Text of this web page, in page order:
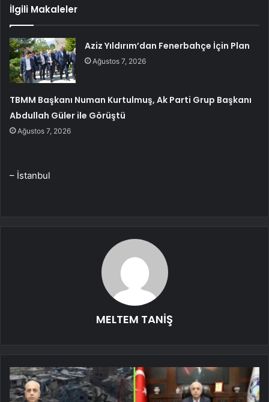
İlgili Makaleler
Aziz Yıldırım’dan Fenerbahçe İçin Plan
Ağustos 7, 2026
TBMM Başkanı Numan Kurtulmuş, Ak Parti Grup Başkanı
Abdullah Güler ile Görüştü
Ağustos 7, 2026
– İstanbul
MELTEM TANİŞ